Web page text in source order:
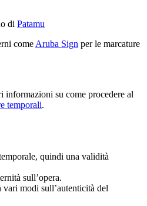
di Patamu
come Aruba Sign per le marcature
informazioni su come procedere al
temporali.
quindi una validità
sull’opera.
modi sull’autenticità del